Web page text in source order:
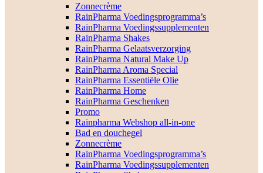
Zonnecrème
RainPharma Voedingsprogramma’s
RainPharma Voedingssupplementen
RainPharma Shakes
RainPharma Gelaatsverzorging
RainPharma Natural Make Up
RainPharma Aroma Special
RainPharma Essentiële Olie
RainPharma Home
RainPharma Geschenken
Promo
Rainpharma Webshop all-in-one
Bad en douchegel
Zonnecrème
RainPharma Voedingsprogramma’s
RainPharma Voedingssupplementen